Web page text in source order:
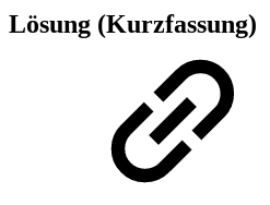
Lösung (Kurzfassung)